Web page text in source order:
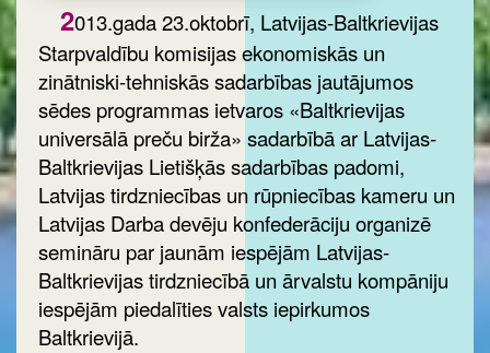
2013.gada 23.oktobrī, Latvijas-Baltkrievijas
Starpvaldību komisijas ekonomiskās un
zinātniski-tehniskās sadarbības jautājumos
sēdes programmas ietvaros «Baltkrievijas
universālā preču birža» sadarbībā ar Latvijas-
Baltkrievijas Lietišķās sadarbības padomi,
Latvijas tirdzniecības un rūpniecības kameru un
Latvijas Darba devēju konfederāciju organizē
semināru par jaunām iespējām Latvijas-
Baltkrievijas tirdzniecībā un ārvalstu kompāniju
iespējām piedalīties valsts iepirkumos
Baltkrievijā.